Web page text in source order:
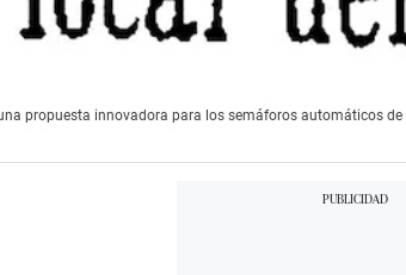
propuesta innovadora para los semáforos automáticos de